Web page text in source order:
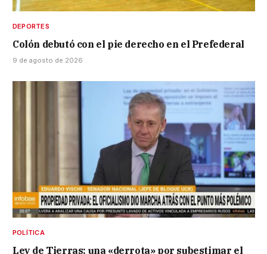
DEPORTES
Colón debutó con el pie derecho en el Prefederal
9 de agosto de 2026
POLÍTICA
Ley de Tierras: una «derrota» por subestimar el